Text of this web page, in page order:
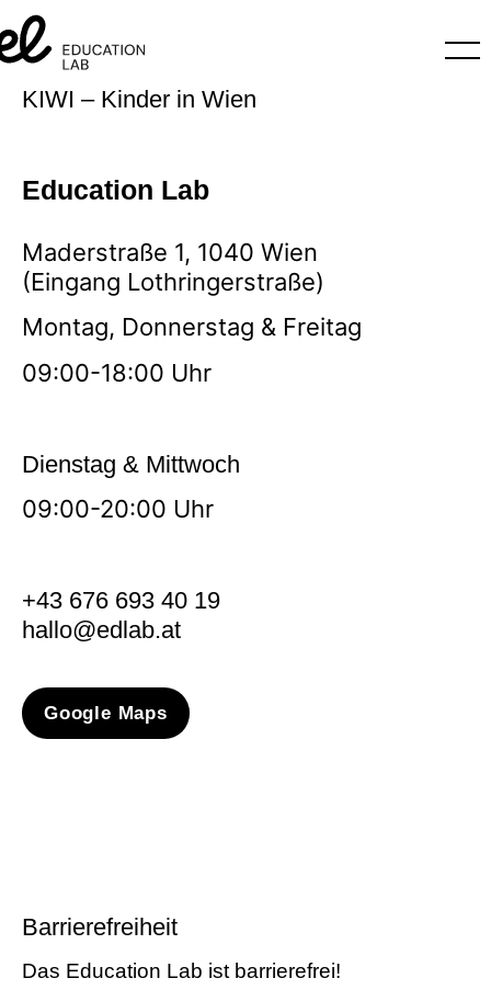
KIWI – Kinder in Wien
Education Lab
Maderstraße 1, 1040 Wien
(Eingang Lothringerstraße)
Montag, Donnerstag & Freitag
09:00-18:00 Uhr
Dienstag & Mittwoch
09:00-20:00 Uhr
+43 676 693 40 19
hallo@edlab.at
Google Maps
Barrierefreiheit
Das Education Lab ist barrierefrei!